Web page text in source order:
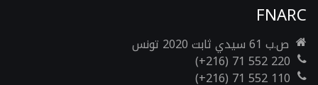
FNARC
ص.ب 61 سيدي ثابت 2020 تونس
(+216) 71 552 220
(+216) 71 552 110